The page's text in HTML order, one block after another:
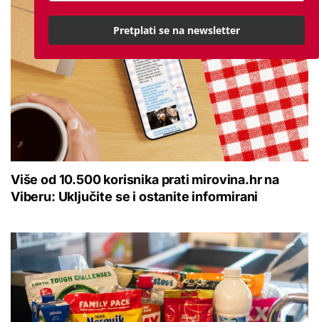
Više od 10.500 korisnika prati mirovina.hr na
Viberu: Uključite se i ostanite informirani
Pretplati se na newsletter